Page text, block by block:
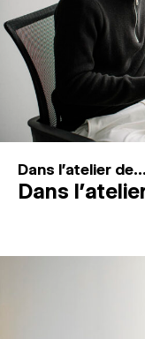
ESPACES DE
Recherche
Connexion
↓
Dans l'atelier de...
Dans